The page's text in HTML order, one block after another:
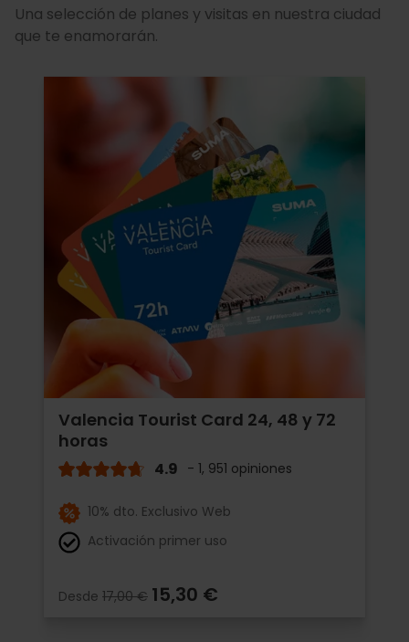
Una selección de planes y visitas en nuestra ciudad
que te enamorarán.
Valencia Tourist Card 24, 48 y 72
horas
4.9 - 1, 951 opiniones
10% dto. Exclusivo Web
Activación primer uso
Desde 17,00 € 15,30 €